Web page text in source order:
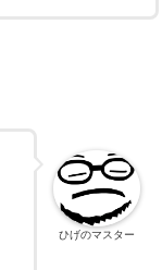
ひげのマスター